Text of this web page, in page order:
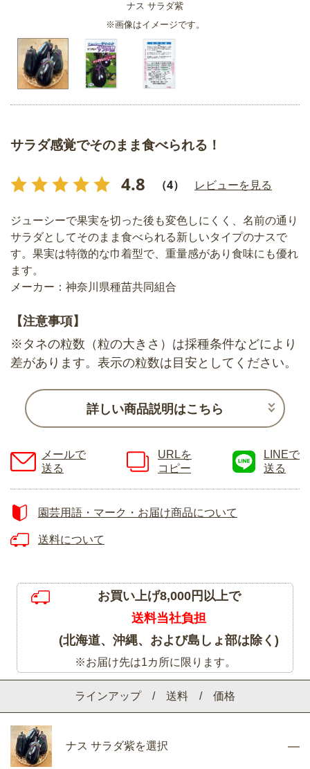
ナス サラダ紫
※画像はイメージです。
サラダ感覚でそのまま食べられる！
4.8 （4） レビューを見る
ラインアップ / 送料 / 価格
ナス サラダ紫を選択
ジューシーで果実を切った後も変色しにくく、名前の通り
サラダとしてそのまま食べられる新しいタイプのナスで
す。果実は特徴的な巾着型で、重量感があり食味にも優れ
ます。
メーカー：神奈川県種苗共同組合
【注意事項】
※タネの粒数（粒の大きさ）は採種条件などにより
差があります。表示の粒数は目安としてください。
詳しい商品説明はこちら
メールで
送る
URLを
コピー
LINEで
送る
園芸用語・マーク・お届け商品について
送料について
お買い上げ8,000円以上で
送料当社負担
(北海道、沖縄、および島しょ部は除く)
※お届け先は1カ所に限ります。